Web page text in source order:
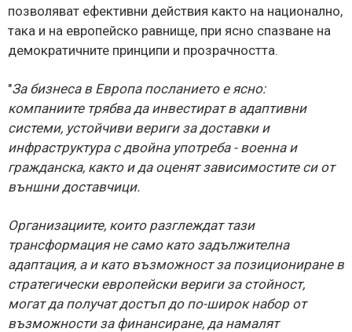
позволяват ефективни действия както на национално,
така и на европейско равнище, при ясно спазване на
демократичните принципи и прозрачността.
"За бизнеса в Европа посланието е ясно:
компаниите трябва да инвестират в адаптивни
системи, устойчиви вериги за доставки и
инфраструктура с двойна употреба - военна и
гражданска, както и да оценят зависимостите си от
външни доставчици.
Организациите, които разглеждат тази
трансформация не само като задължителна
адаптация, а и като възможност за позициониране в
стратегически европейски вериги за стойност,
могат да получат достъп до по-широк набор от
възможности за финансиране, да намалят